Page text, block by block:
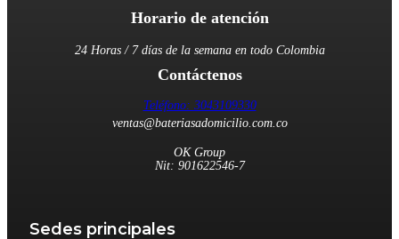
Horario de atención
24 Horas / 7 días de la semana en todo Colombia
Contáctenos
Teléfono: 3043109330
ventas@bateriasadomicilio.com.co
OK Group
Nit: 901622546-7
Sedes principales